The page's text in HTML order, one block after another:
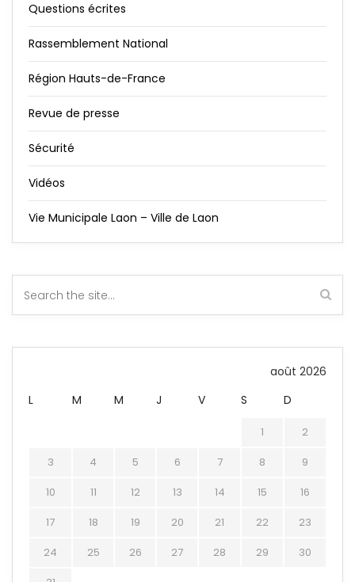
Questions écrites
Rassemblement National
Région Hauts-de-France
Revue de presse
Sécurité
Vidéos
Vie Municipale Laon – Ville de Laon
août 2026
L
M M J V S D
1
2
3
4 5 6 7 8
9
10
11 12 13 14 15
16
17
18 19 20 21 22
23
24
25 26 27 28 29
30